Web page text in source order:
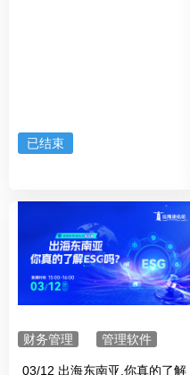
已结束
财务管理 管理软件
03/12 出海东南亚,你真的了解